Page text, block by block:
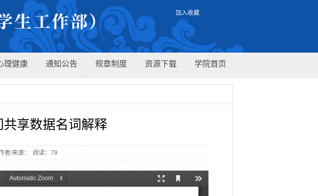
加入收藏
理健康 通知公告 规章制度 资源下载 学院首页
享数据名词解释
者/来源： 阅读： 79